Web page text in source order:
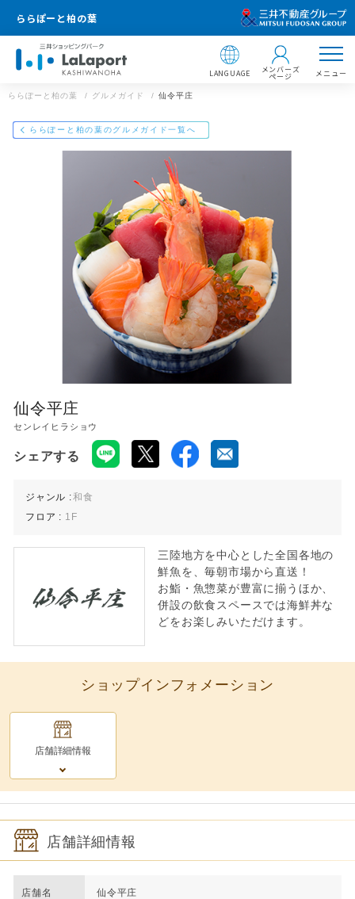
ららぽーと柏の葉
LANGUAGE メンバーズ
ページ メニュー
ららぽーと柏の葉
住所 ：
〒277-8518 千葉県柏市若柴175
レストラン：11:00～22:00／フードコート：10:00～21:
※一部営業時間の異なる店舗がございます。
※ラストオーダーは店舗によって異なります。
ららぽーと柏の葉のWEBサイト
店舗情報
仙令平庄
https://mitsui-shopping-park.com/gourmet/lalaport/kashiwa/g00
16000000010272/
メールで送る Facebookでシェア LINEで送る
ららぽーと柏の葉 グルメガイド 仙令平庄
ららぽーと柏の葉のグルメガイド一覧へ
仙令平庄
センレイヒラショウ
シェアする
ジャンル :和食
フロア : 1F
三陸地方を中心とした全国各地の
鮮魚を、毎朝市場から直送！
お鮨・魚惣菜が豊富に揃うほか、
併設の飲食スペースでは海鮮丼な
どをお楽しみいただけます。
ショップインフォメーション
店舗詳細情報
店舗詳細情報
店舗名 仙令平庄